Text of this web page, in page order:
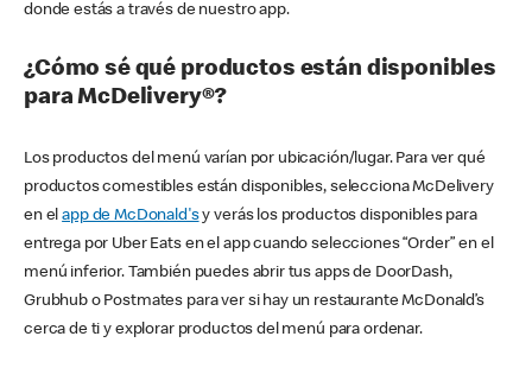
donde estás a través de nuestro app.
¿Cómo sé qué productos están disponibles
para McDelivery®?
Los productos del menú varían por ubicación/lugar. Para ver qué
productos comestibles están disponibles, selecciona McDelivery
en elapp de McDonald'sy verás los productos disponibles para
entrega por Uber Eats en el app cuando selecciones “Order” en el
menú inferior. También puedes abrir tus apps de DoorDash,
Grubhub o Postmates para ver si hay un restaurante McDonald’s
cerca de ti y explorar productos del menú para ordenar.